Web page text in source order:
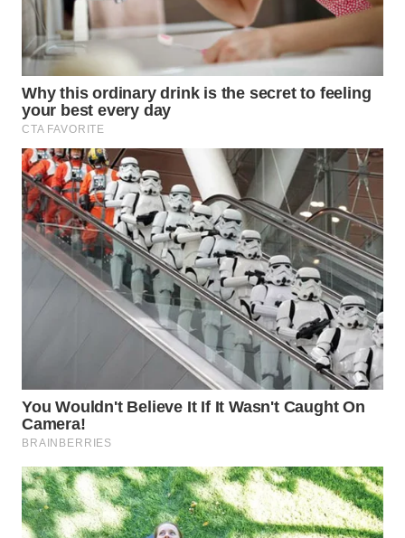
LABUHANBATU
WN
TAPANULI
TENGAH
WN DELI
SERDANG
WN
TEBING
TINGGI
WN
BEKASI
WN
BOGOR